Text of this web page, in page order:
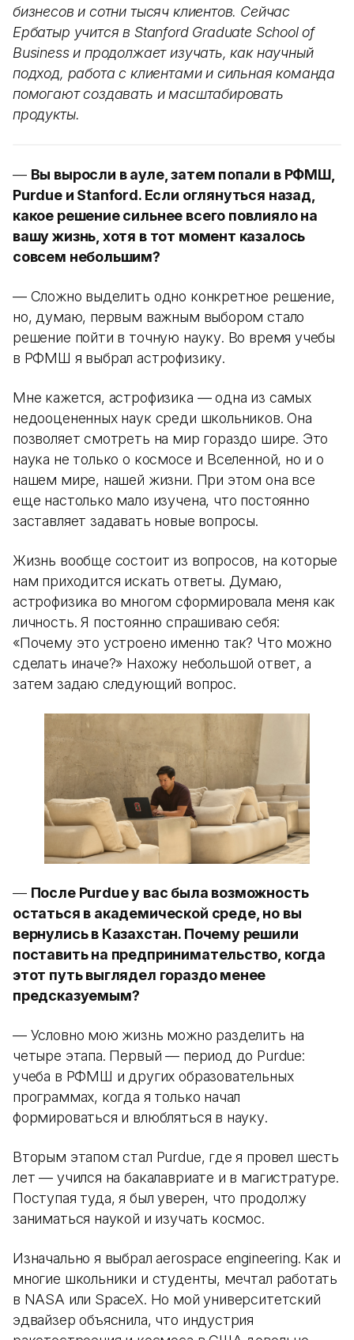
бизнесов и сотни тысяч клиентов. Сейчас
Ербатыр учится в Stanford Graduate School of
Business и продолжает изучать, как научный
подход, работа с клиентами и сильная команда
помогают создавать и масштабировать
продукты.
— Вы выросли в ауле, затем попали в РФМШ,
Purdue и Stanford. Если оглянуться назад,
какое решение сильнее всего повлияло на
вашу жизнь, хотя в тот момент казалось
совсем небольшим?
— Сложно выделить одно конкретное решение,
но, думаю, первым важным выбором стало
решение пойти в точную науку. Во время учебы
в РФМШ я выбрал астрофизику.
Мне кажется, астрофизика — одна из самых
недооцененных наук среди школьников. Она
позволяет смотреть на мир гораздо шире. Это
наука не только о космосе и Вселенной, но и о
нашем мире, нашей жизни. При этом она все
еще настолько мало изучена, что постоянно
заставляет задавать новые вопросы.
Жизнь вообще состоит из вопросов, на которые
нам приходится искать ответы. Думаю,
астрофизика во многом сформировала меня как
личность. Я постоянно спрашиваю себя:
«Почему это устроено именно так? Что можно
сделать иначе?» Нахожу небольшой ответ, а
затем задаю следующий вопрос.
— После Purdue у вас была возможность
остаться в академической среде, но вы
вернулись в Казахстан. Почему решили
поставить на предпринимательство, когда
этот путь выглядел гораздо менее
предсказуемым?
— Условно мою жизнь можно разделить на
четыре этапа. Первый — период до Purdue:
учеба в РФМШ и других образовательных
программах, когда я только начал
формироваться и влюбляться в науку.
Вторым этапом стал Purdue, где я провел шесть
лет — учился на бакалавриате и в магистратуре.
Поступая туда, я был уверен, что продолжу
заниматься наукой и изучать космос.
Изначально я выбрал aerospace engineering. Как и
многие школьники и студенты, мечтал работать
в NASA или SpaceX. Но мой университетский
эдвайзер объяснила, что индустрия